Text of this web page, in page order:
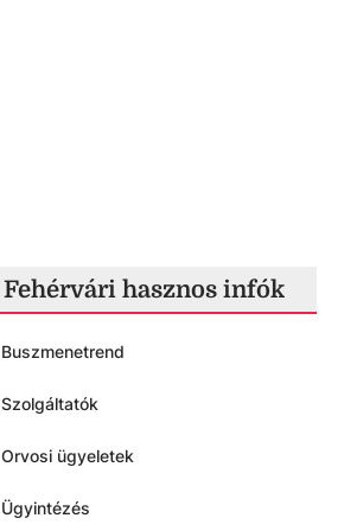
Fehérvári hasznos infók
Buszmenetrend
Szolgáltatók
Orvosi ügyeletek
Ügyintézés